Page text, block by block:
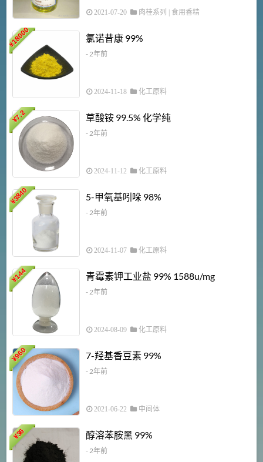
2021-07-20 肉桂系列 | 食用香精
¥
18000 氯诺昔康 99%
- 2年前
2024-11-18 化工原料
¥
7.2 草酸铵 99.5% 化学纯
- 2年前
2024-11-12 化工原料
¥
3840 5-甲氧基吲哚 98%
- 2年前
2024-11-07 化工原料
¥
144 青霉素钾工业盐 99% 1588u/mg
- 2年前
2024-08-09 化工原料
¥
960 7-羟基香豆素 99%
- 2年前
2021-06-22 中间体
¥
36 醇溶苯胺黑 99%
- 2年前